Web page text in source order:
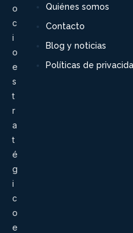
o
c
i
o
e
s
t
r
a
t
é
g
i
c
o
e
Quiénes somos
Contacto
Blog y noticias
Políticas de